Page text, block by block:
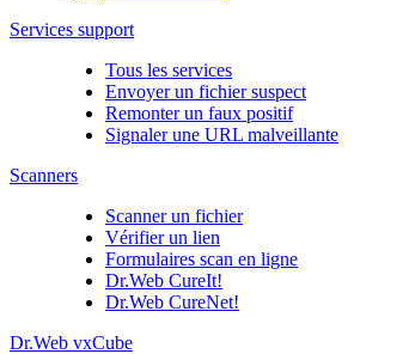
Services support
Tous les services
Envoyer un fichier suspect
Remonter un faux positif
Signaler une URL malveillante
Scanners
Scanner un fichier
Vérifier un lien
Formulaires scan en ligne
Dr.Web CureIt!
Dr.Web CureNet!
Dr.Web vxCube